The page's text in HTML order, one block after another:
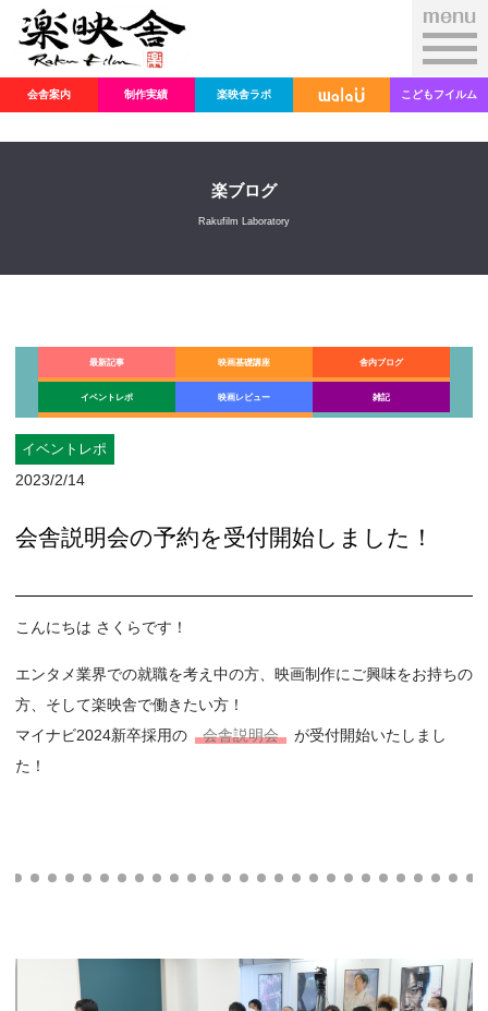
会舎案内 制作実績 楽映舎ラボ こどもフイルム
楽ブログ
Rakufilm Laboratory
最新記事 映画基礎講座 舎内ブログ
イベントレポ 映画レビュー 雑記
イベントレポ
2023/2/14
会舎説明会の予約を受付開始しました！
こんにちは さくらです！
エンタメ業界での就職を考え中の方、映画制作にご興味をお持ちの
方、そして楽映舎で働きたい方！
マイナビ2024新卒採用の
会舎説明会
が受付開始いたしまし
た！